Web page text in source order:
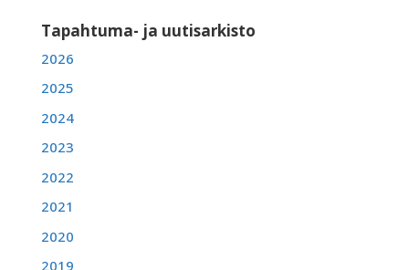
Tapahtuma- ja uutisarkisto
2026
2025
2024
2023
2022
2021
2020
2019